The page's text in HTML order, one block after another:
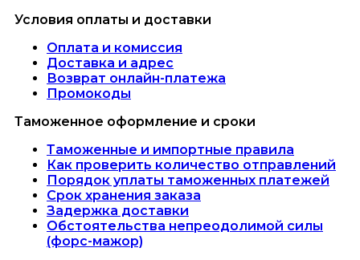
Условия оплаты и доставки
Оплата и комиссия
Доставка и адрес
Возврат онлайн-платежа
Промокоды
Таможенное оформление и сроки
Таможенные и импортные правила
Как проверить количество отправлений
Порядок уплаты таможенных платежей
Срок хранения заказа
Задержка доставки
Обстоятельства непреодолимой силы
(форс-мажор)